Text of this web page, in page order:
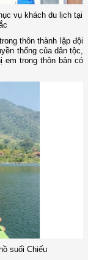
vụ khách du lịch tại
thôn thành lập đội
thống của dân tộc,
em trong thôn bản có
suối Chiếu